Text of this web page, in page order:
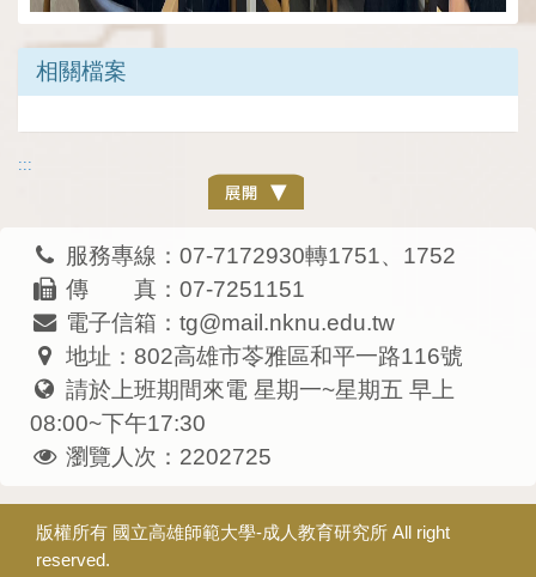
相關檔案
:::
服務專線：07-7172930轉1751、1752
傳 真：07-7251151
電子信箱：tg@mail.nknu.edu.tw
地址：802高雄市苓雅區和平一路116號
請於上班期間來電 星期一~星期五 早上
08:00~下午17:30
瀏覽人次：2202725
版權所有 國立高雄師範大學-成人教育研究所 All right
reserved.